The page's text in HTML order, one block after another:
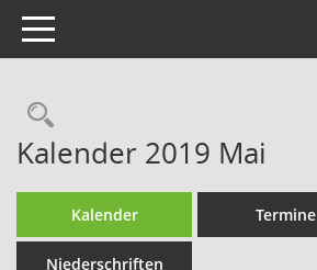
Toggle navigation
Rechercheauswahl
Kalender 2019 Mai
Kalender Termine
Niederschriften